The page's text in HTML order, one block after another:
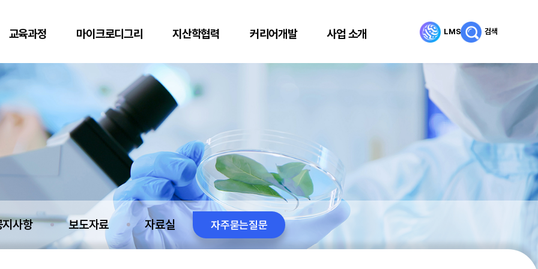
교육과정 마이크로디그리 지산학협력 커리어개발 사업 소개 LMS 검색
지사항 보도자료 자료실 자주묻는질문